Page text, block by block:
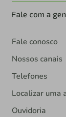
Fale com a
Fale conosco
Nossos canais
Telefones
Localizar uma
Ouvidoria